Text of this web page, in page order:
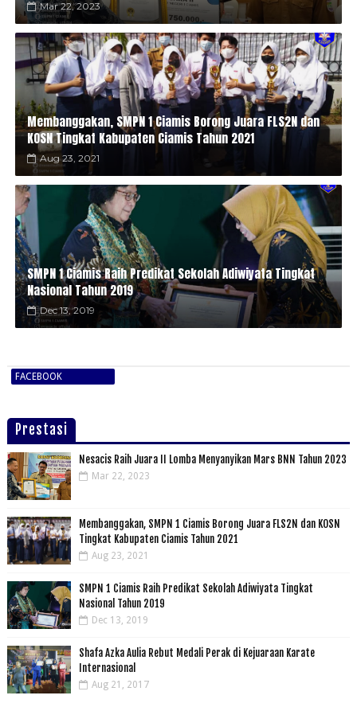
Mar 22, 2023
Membanggakan, SMPN 1 Ciamis Borong Juara FLS2N dan
KOSN Tingkat Kabupaten Ciamis Tahun 2021
Aug 23, 2021
SMPN 1 Ciamis Raih Predikat Sekolah Adiwiyata Tingkat
Nasional Tahun 2019
Dec 13, 2019
FACEBOOK
Prestasi
Nesacis Raih Juara II Lomba Menyanyikan Mars BNN Tahun 2023
Mar 22, 2023
Membanggakan, SMPN 1 Ciamis Borong Juara FLS2N dan KOSN
Tingkat Kabupaten Ciamis Tahun 2021
Aug 23, 2021
SMPN 1 Ciamis Raih Predikat Sekolah Adiwiyata Tingkat
Nasional Tahun 2019
Dec 13, 2019
Shafa Azka Aulia Rebut Medali Perak di Kejuaraan Karate
Internasional
Aug 21, 2017